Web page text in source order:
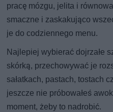
pracę mózgu, jelita i
smaczne i zaskakująco
je do codziennego menu.
Najlepiej wybierać dojrzałe
skórką, przechowywać je
sałatkach, pastach, tostach
jeszcze nie próbowałeś
moment, żeby to nadrobić.